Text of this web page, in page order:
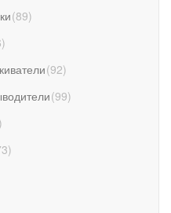
(89)
)
(92)
(99)
)
)